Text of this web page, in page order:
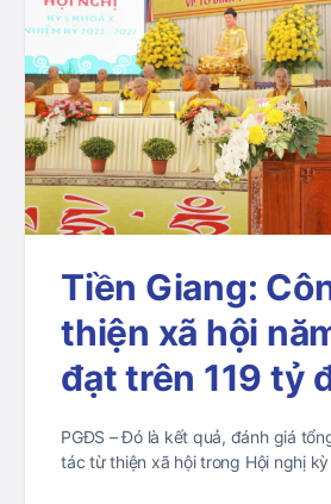
Tiền Giang:
thiện xã hội
đạt trên 119 tỷ
PGĐS – Đó là kết quả, đánh giá
tác từ thiện xã hội trong Hội nghị